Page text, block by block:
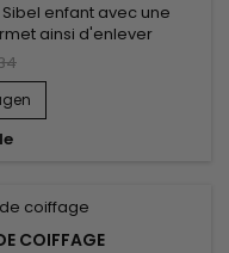
enfant avec une
ainsi d'enlever
de tous types de
fins.&nbsp; Vous
du cuir chevelu. Un
de parasites
COIFFAGE